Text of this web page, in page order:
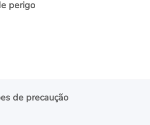
perigo
de precaução